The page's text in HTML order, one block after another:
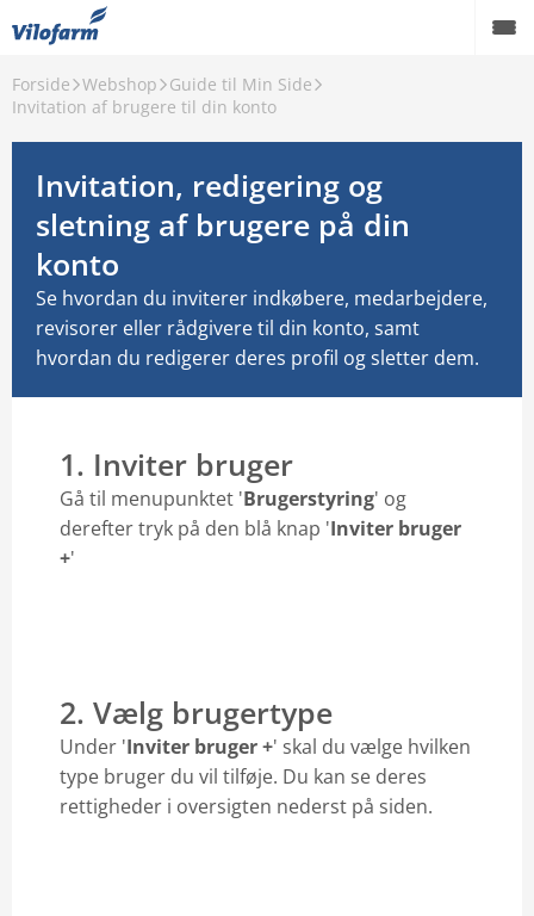
Forside Webshop
Guide til Min Side
Invitation af brugere til din konto
Invitation, redigering og
sletning af brugere på din
konto
Se hvordan du inviterer indkøbere, medarbejdere,
revisorer eller rådgivere til din konto, samt
hvordan du redigerer deres profil og sletter dem.
1. Inviter bruger
Gå til menupunktet 'Brugerstyring' og
derefter tryk på den blå knap 'Inviter bruger
+'
2. Vælg brugertype
Under 'Inviter bruger +' skal du vælge hvilken
type bruger du vil tilføje. Du kan se deres
rettigheder i oversigten nederst på siden.